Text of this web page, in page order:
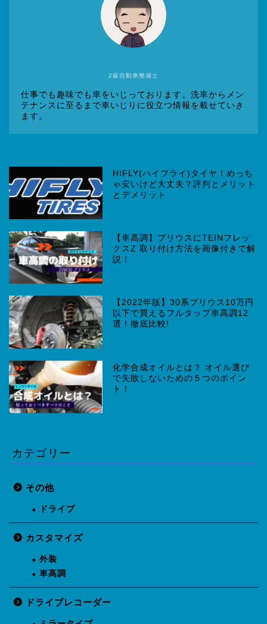
2級自動車整備士
仕事でも趣味でも車をいじっております。洗車からメン
テナンスに至るまで車いじりに役立つ情報を載せていき
ます。
HIFLY(ハイフライ)タイヤ！めっち
ゃ安いけど大丈夫？評判とメリット
とデメリット
【車高調】プリウスにTEINフレッ
クスZ 取り付け方法を画像付きで解
説！
【2022年版】30系プリウス10万円
以下で買えるフルタップ車高調12
選！徹底比較!
化学合成オイルとは？ オイル選び
で失敗しないための５つのポイン
ト！
カテゴリー
その他
ドライブ
カスタマイズ
外装
車高調
ドライブレコーダー